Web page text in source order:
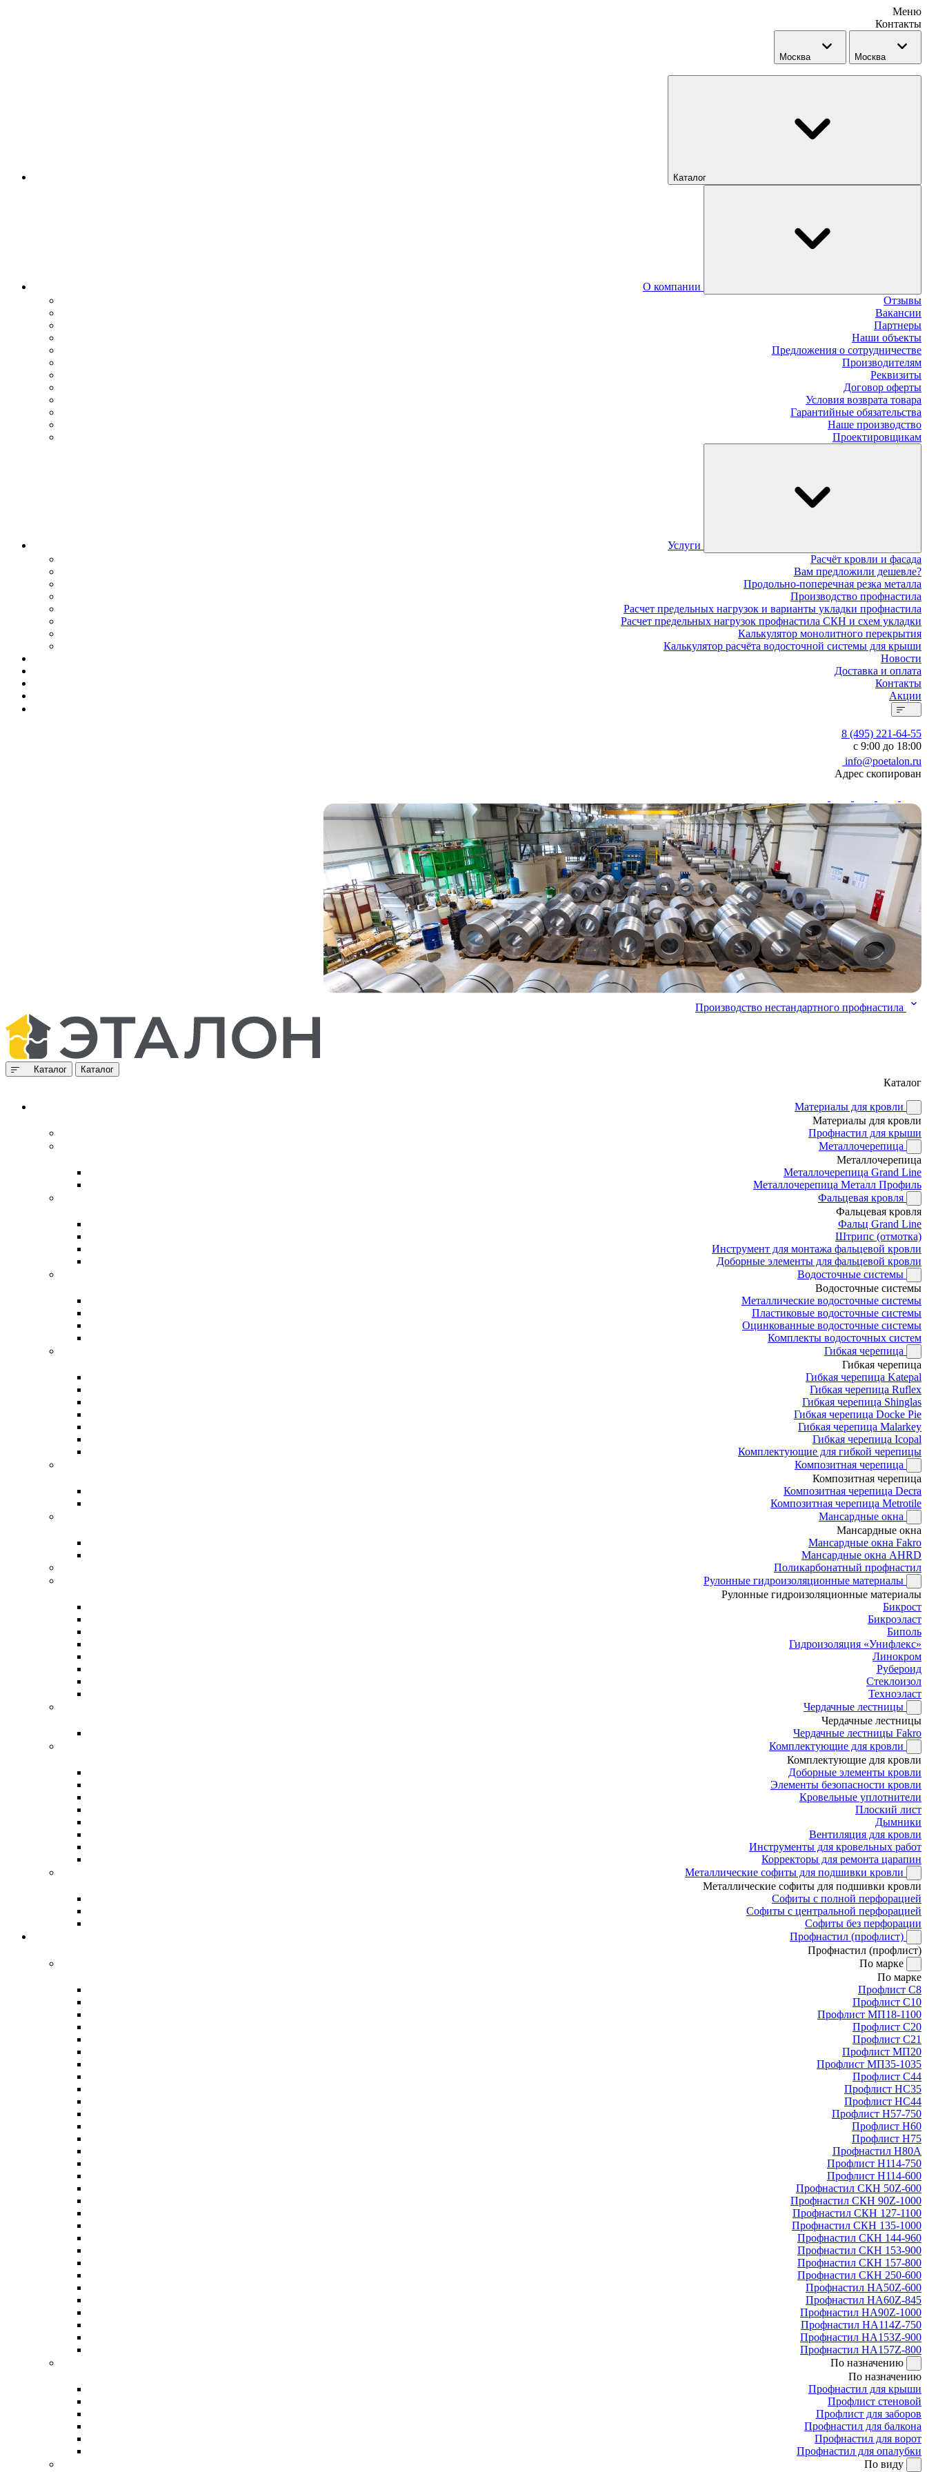
Меню
Контакты
Москва Москва
Каталог
О компании
Отзывы
Вакансии
Партнеры
Наши объекты
Предложения о сотрудничестве
Производителям
Реквизиты
Договор оферты
Условия возврата товара
Гарантийные обязательства
Наше производство
Проектировщикам
Услуги
Расчёт кровли и фасада
Вам предложили дешевле?
Продольно-поперечная резка металла
Производство профнастила
Расчет предельных нагрузок и варианты укладки профнастила
Расчет предельных нагрузок профнастила СКН и схем укладки
Калькулятор монолитного перекрытия
Калькулятор расчёта водосточной системы для крыши
Новости
Доставка и оплата
Контакты
Акции
8 (495) 221-64-55
с 9:00 до 18:00
info@poetalon.ru
Адрес скопирован
Производство нестандартного профнастила
Каталог Каталог
Каталог
Материалы для кровли
Материалы для кровли
Профнастил для крыши
Металлочерепица
Металлочерепица
Металлочерепица Grand Line
Металлочерепица Металл Профиль
Фальцевая кровля
Фальцевая кровля
Фальц Grand Line
Штрипс (отмотка)
Инструмент для монтажа фальцевой кровли
Доборные элементы для фальцевой кровли
Водосточные системы
Водосточные системы
Металлические водосточные системы
Пластиковые водосточные системы
Оцинкованные водосточные системы
Комплекты водосточных систем
Гибкая черепица
Гибкая черепица
Гибкая черепица Katepal
Гибкая черепица Ruflex
Гибкая черепица Shinglas
Гибкая черепица Docke Pie
Гибкая черепица Malarkey
Гибкая черепица Icopal
Комплектующие для гибкой черепицы
Композитная черепица
Композитная черепица
Композитная черепица Decra
Композитная черепица Metrotile
Мансардные окна
Мансардные окна
Мансардные окна Fakro
Мансардные окна AHRD
Поликарбонатный профнастил
Рулонные гидроизоляционные материалы
Рулонные гидроизоляционные материалы
Бикрост
Бикроэласт
Биполь
Гидроизоляция «Унифлекс»
Линокром
Рубероид
Стеклоизол
Техноэласт
Чердачные лестницы
Чердачные лестницы
Чердачные лестницы Fakro
Комплектующие для кровли
Комплектующие для кровли
Доборные элементы кровли
Элементы безопасности кровли
Кровельные уплотнители
Плоский лист
Дымники
Вентиляция для кровли
Инструменты для кровельных работ
Корректоры для ремонта царапин
Металлические софиты для подшивки кровли
Металлические софиты для подшивки кровли
Софиты с полной перфорацией
Софиты с центральной перфорацией
Софиты без перфорации
Профнастил (профлист)
Профнастил (профлист)
По марке
По марке
Профлист С8
Профлист С10
Профлист МП18-1100
Профлист С20
Профлист С21
Профлист МП20
Профлист МП35-1035
Профлист С44
Профлист НС35
Профлист НС44
Профлист Н57-750
Профлист Н60
Профлист Н75
Профнастил Н80А
Профлист Н114-750
Профлист Н114-600
Профнастил СКН 50Z-600
Профнастил СКН 90Z-1000
Профнастил СКН 127-1100
Профнастил СКН 135-1000
Профнастил СКН 144-960
Профнастил СКН 153-900
Профнастил СКН 157-800
Профнастил СКН 250-600
Профнастил НА50Z-600
Профнастил НА60Z-845
Профнастил НА90Z-1000
Профнастил НА114Z-750
Профнастил НА153Z-900
Профнастил НА157Z-800
По назначению
По назначению
Профнастил для крыши
Профлист стеновой
Профлист для заборов
Профнастил для балкона
Профнастил для ворот
Профнастил для опалубки
По виду